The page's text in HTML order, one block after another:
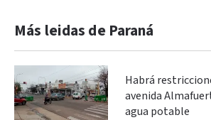
Más leidas de Paraná
Habrá
avenida
agua potable